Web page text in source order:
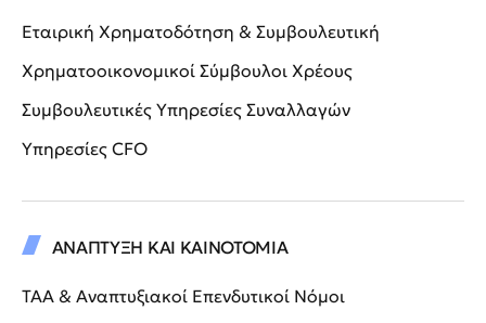
Εταιρική Χρηματοδότηση & Συμβουλευτική
Χρηματοοικονομικοί Σύμβουλοι Χρέους
Συμβουλευτικές Υπηρεσίες Συναλλαγών
Υπηρεσίες CFO
ΑΝΑΠΤΥΞΗ ΚΑΙ ΚΑΙΝΟΤΟΜΙΑ
ΤΑΑ & Αναπτυξιακοί Επενδυτικοί Νόμοι